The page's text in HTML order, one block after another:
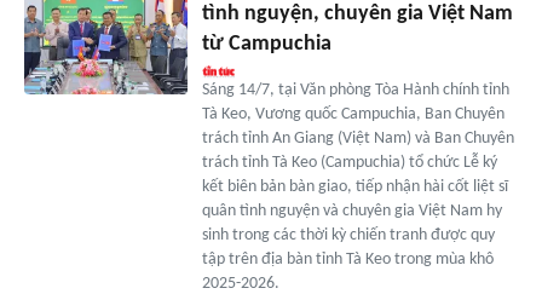
tình nguyện, chuyên gia Việt Nam
từ Campuchia
Sáng 14/7, tại Văn phòng Tòa Hành chính tỉnh
Tà Keo, Vương quốc Campuchia, Ban Chuyên
trách tỉnh An Giang (Việt Nam) và Ban Chuyên
trách tỉnh Tà Keo (Campuchia) tổ chức Lễ ký
kết biên bản bàn giao, tiếp nhận hài cốt liệt sĩ
quân tình nguyện và chuyên gia Việt Nam hy
sinh trong các thời kỳ chiến tranh được quy
tập trên địa bàn tỉnh Tà Keo trong mùa khô
2025-2026.